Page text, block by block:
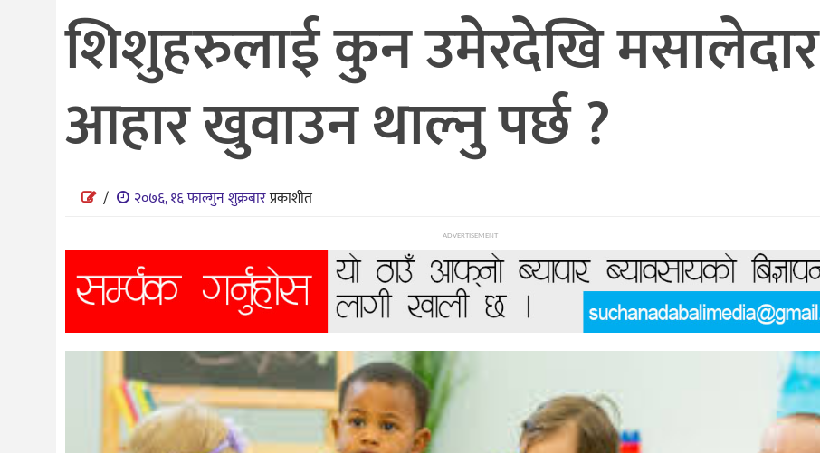
खेलकुद
मनोरन्जन
प्रविधि
विज्ञान
अन्तर्वाता
शिशुहरुलाई कुन उमेरदेखि मसालेदार
आहार खुवाउन थाल्नु पर्छ ?
/ २०७६, १६ फाल्गुन शुक्रबारप्रकाशीत
ADVERTISEMENT